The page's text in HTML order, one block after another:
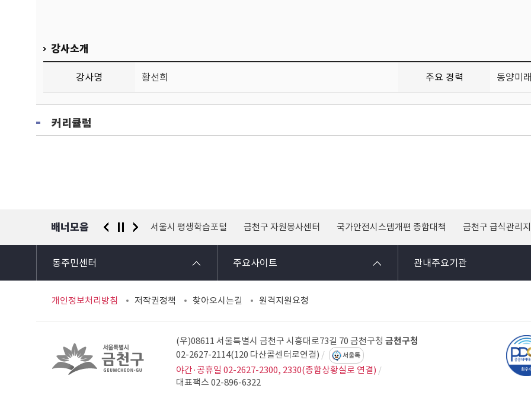
강사소개
강사명 황선희 주요 경력 동양미
커리큘럼
배너모음
경찰청 유실물 통합포털 서울시 평생학습포털 금천구 자원봉사센터 국가안전시스템개편 종합대책 금천구 급식관리
동주민센터 주요사이트 관내주요기관
개인정보처리방침 저작권정책 찾아오시는길 원격지원요청
(우)08611 서울특별시 금천구 시흥대로73길 70 금천구청 금천구청
02-2627-2114(120 다산콜센터로연결)
서울톡
야간·공휴일 02-2627-2300, 2330(종합상황실로 연결)
대표팩스 02-896-6322